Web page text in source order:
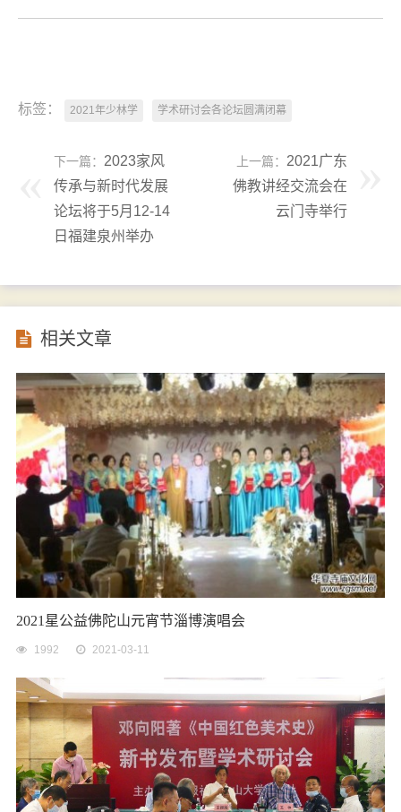
标签： 2021年少林学 学术研讨会各论坛圆满闭幕
下一篇： 2023家风
传承与新时代发展
论坛将于5月12-14
日福建泉州举办
上一篇： 2021广东
佛教讲经交流会在
云门寺举行
相关文章
2021星公益佛陀山元宵节淄博演唱会
1992 2021-03-11